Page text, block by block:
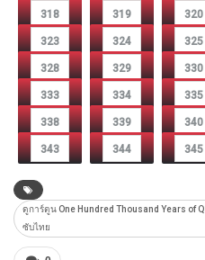
318 319 320
323 324 325
328 329 330
333 334 335
338 339 340
343 344 345
ดูการ์ตูน One Hundred Thousand Years of
ซับไทย